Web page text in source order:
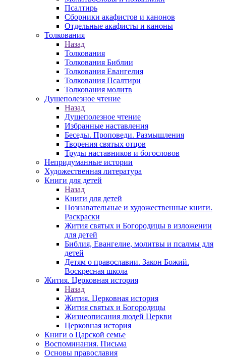
Псалтирь
Сборники акафистов и канонов
Отдельные акафисты и каноны
Толкования
Назад
Толкования
Толкования Библии
Толкования Евангелия
Толкования Псалтири
Толкования молитв
Душеполезное чтение
Назад
Душеполезное чтение
Избранные наставления
Беседы. Проповеди. Размышления
Творения святых отцов
Труды наставников и богословов
Непридуманные истории
Художественная литература
Книги для детей
Назад
Книги для детей
Познавательные и художественные книги.
Раскраски
Жития святых и Богородицы в изложении
для детей
Библия, Евангелие, молитвы и псалмы для
детей
Детям о православии. Закон Божий.
Воскресная школа
Жития. Церковная история
Назад
Жития. Церковная история
Жития святых и Богородицы
Жизнеописания людей Церкви
Церковная история
Книги о Царской семье
Воспоминания. Письма
Основы православия